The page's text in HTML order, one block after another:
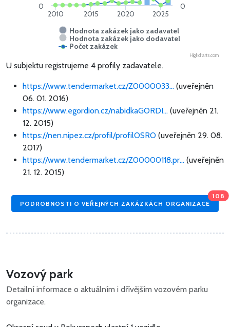
Hodnota zakázek jako zadavatel
Hodnota zakázek jako dodavatel
Počet zakázek
2010 2015 2020 2025
0 0
Highcharts.com
U subjektu registrujeme 4 profily zadavatele.
https://www.tendermarket.cz/Z0000033... (uveřejněn
06. 01. 2016)
https://www.egordion.cz/nabidkaGORDI... (uveřejněn 21.
12. 2015)
https://nen.nipez.cz/profil/profilOSRO (uveřejněn 29. 08.
2017)
https://www.tendermarket.cz/Z00000118.pr... (uveřejněn
21. 12. 2015)
PODROBNOSTI O VEŘEJNÝCH ZAKÁZKÁCH ORGANIZACE
108
Vozový park
Detailní informace o aktuálním i dřívějším vozovém parku
organizace.